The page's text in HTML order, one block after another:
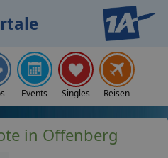
Events Singles Reisen
in Offenberg